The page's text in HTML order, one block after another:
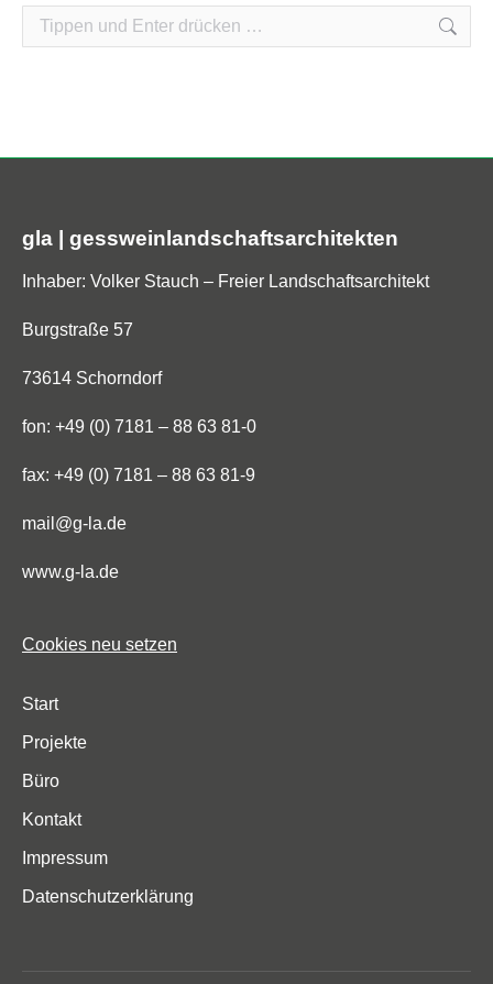
Search:
gla | gessweinlandschaftsarchitekten
Inhaber: Volker Stauch – Freier Landschaftsarchitekt
Burgstraße 57
73614 Schorndorf
fon: +49 (0) 7181 – 88 63 81-0
fax: +49 (0) 7181 – 88 63 81-9
mail@g-la.de
www.g-la.de
Cookies neu setzen
Start
Projekte
Büro
Kontakt
Impressum
Datenschutzerklärung